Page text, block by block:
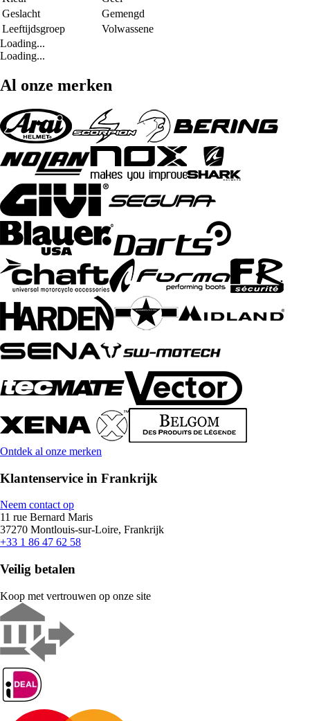
Geslacht
Gemengd
Leeftijdsgroep
Volwassene
Loading...
Loading...
Al onze merken
Ontdek al onze merken
Klantenservice in Frankrijk
Neem contact op
11 rue Bernard Maris
37270 Montlouis-sur-Loire, Frankrijk
+33 1 86 47 62 58
Veilig betalen
Koop met vertrouwen op onze site